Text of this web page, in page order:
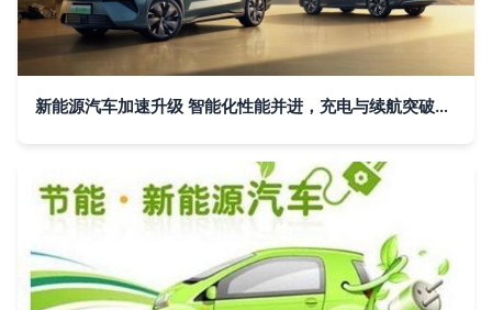
新能源汽车加速升级 智能化性能并进，充电与续航突破成关键引擎